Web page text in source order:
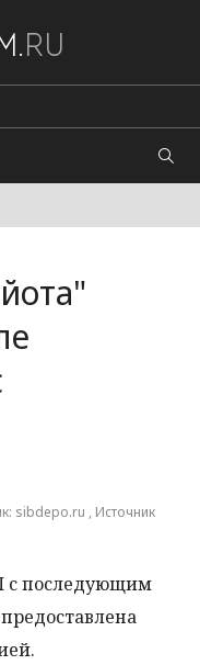
sibdepo.ru , Источник
с последующим